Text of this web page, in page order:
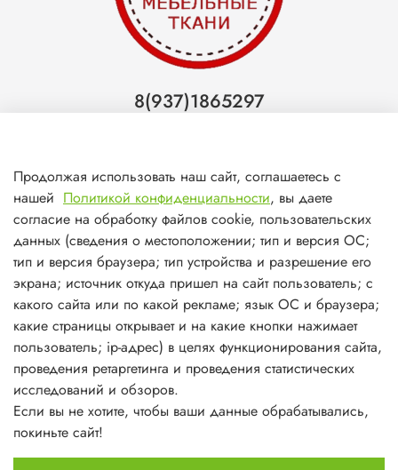
О магазине
Информация
Личный кабинет
8(937)1865297
Самара (ТЦ МегаМебель)
8(927)7360008
Самара (ст.м. Победа)
Продолжая использовать наш сайт, соглашаетесь с
нашей Политикой конфиденциальности, вы даете
согласие на обработку файлов cookie, пользовательских
данных (сведения о местоположении; тип и версия ОС;
тип и версия браузера; тип устройства и разрешение его
экрана; источник откуда пришел на сайт пользователь; с
какого сайта или по какой рекламе; язык ОС и браузера;
какие страницы открывает и на какие кнопки нажимает
пользователь; ip-адрес) в целях функционирования сайта,
проведения ретаргетинга и проведения статистических
исследований и обзоров.
Если вы не хотите, чтобы ваши данные обрабатывались,
покиньте сайт!